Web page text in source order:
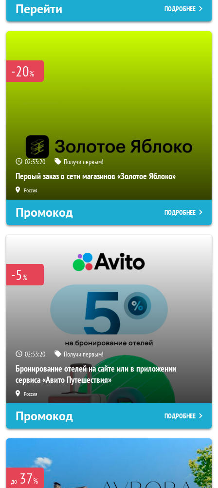
Перейти ПОДРОБНЕЕ
-20%
02:53:18 Получи первым!
Первый заказ в сети магазинов «Золотое Яблоко»
Россия
Промокод ПОДРОБНЕЕ
-5%
02:53:18 Получи первым!
Бронирование отелей на сайте или в приложении
сервиса «Авито Путешествия»
Россия
Промокод ПОДРОБНЕЕ
до 37%